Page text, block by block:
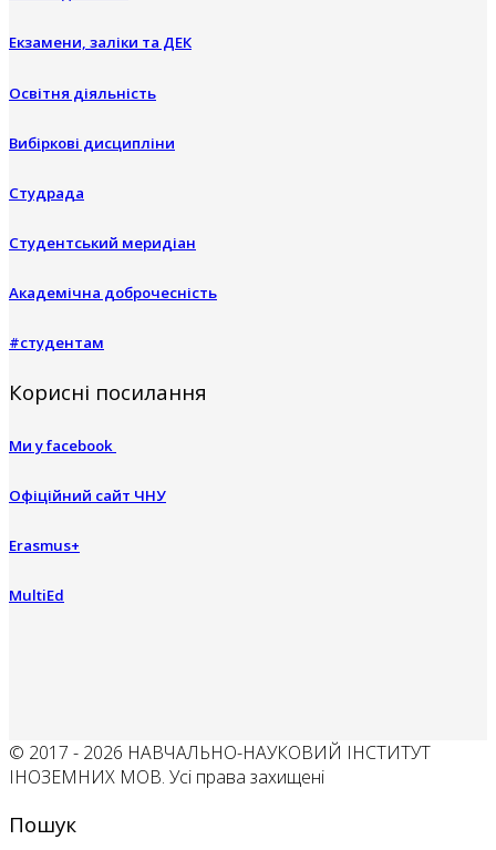
Екзамени, заліки та ДЕК
Освітня діяльність
Вибіркові дисципліни
Студрада
Студентський меридіан
Академічна доброчесність
#студентам
Корисні посилання
Ми у facebook
Офіційний сайт ЧНУ
Erasmus+
MultiEd
© 2017 - 2026 НАВЧАЛЬНО-НАУКОВИЙ ІНСТИТУТ
ІНОЗЕМНИХ МОВ. Усі права захищені
Пошук